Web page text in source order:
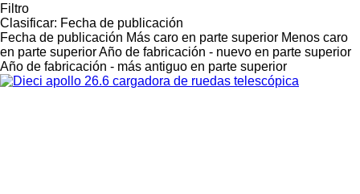
Filtro
Clasificar: Fecha de publicación
Fecha de publicación Más caro en parte superior Menos caro
en parte superiorAño de fabricación - nuevo en parte superior
Año de fabricación - más antiguo en parte superior